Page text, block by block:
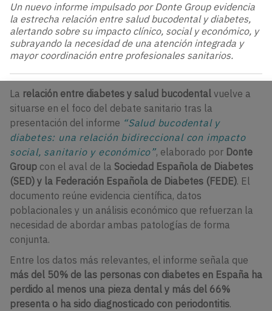
Un nuevo informe impulsado por Donte Group evidencia
la estrecha relación entre salud bucodental y diabetes,
alertando sobre su impacto clínico, social y económico, y
subrayando la necesidad de una atención integrada y
mayor coordinación entre profesionales sanitarios.
La relación entre diabetes y salud bucodental vuelve a
situarse en el foco del debate sanitario tras la
presentación del informe “Salud bucodental y
diabetes: una relación bidireccional con impacto
social, sanitario y económico”, elaborado por Donte
Group con el aval de la Sociedad Española de Diabetes
(SED) y la Federación Española de Diabetes (FEDE). El
documento reúne evidencia científica, datos
poblacionales y un análisis económico que refuerzan la
necesidad de abordar ambas patologías de forma
conjunta.
Entre los datos más relevantes, el informe señala que
más del 50% de las personas con diabetes en España ha
perdido al menos una pieza dental y más del 66%
presenta o ha sido diagnosticado con periodontitis.